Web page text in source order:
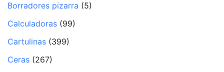
Borradores pizarra (5)
Calculadoras (99)
Cartulinas (399)
Ceras (267)